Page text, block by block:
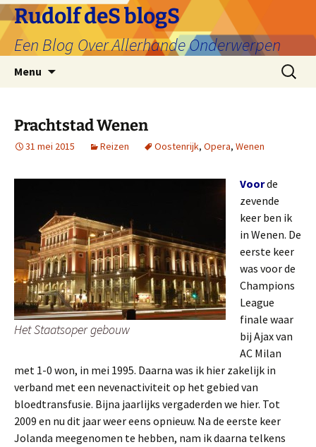
Ga
naar
de
inhoud
Rudolf deS blogS
Een Blog Over Allerhande Onderwerpen
Menu
Zoeken
naar:
Prachtstad Wenen
31 mei 2015 Reizen Oostenrijk, Opera, Wenen
Het Staatsoper gebouw
Voorde
zevende
keer ben ik
in Wenen. De
eerste keer
was voor de
Champions
League
finale waar
bij Ajax van
AC Milan
met 1-0 won, in mei 1995. Daarna was ik hier zakelijk in
verband met een nevenactiviteit op het gebied van
bloedtransfusie. Bijna jaarlijks vergaderden we hier. Tot
2009 en nu dit jaar weer eens opnieuw. Na de eerste keer
Jolanda meegenomen te hebben, nam ik daarna telkens